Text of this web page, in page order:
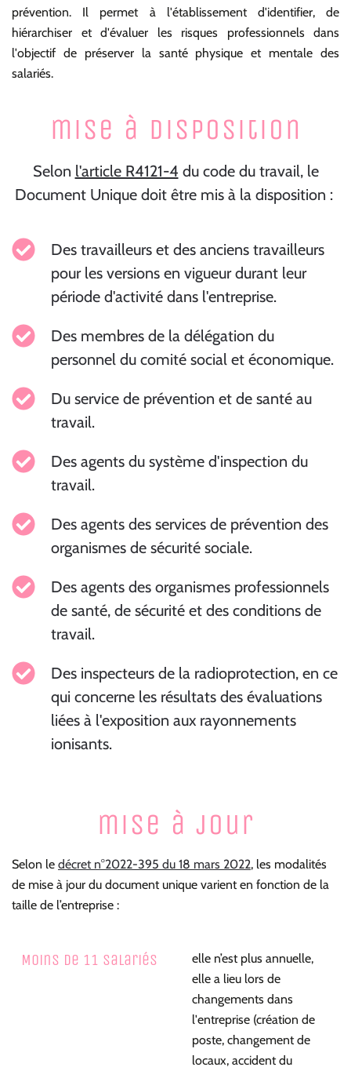
prévention. Il permet à l'établissement d'identifier, de
hiérarchiser et d'évaluer les risques professionnels dans
l'objectif de préserver la santé physique et mentale des
salariés.
mise à disposition
Selon l'article R4121-4 du code du travail, le
Document Unique doit être mis à la disposition :
Des travailleurs et des anciens travailleurs
pour les versions en vigueur durant leur
période d'activité dans l'entreprise.
Des membres de la délégation du
personnel du comité social et économique.
Du service de prévention et de santé au
travail.
Des agents du système d'inspection du
travail.
Des agents des services de prévention des
organismes de sécurité sociale.
Des agents des organismes professionnels
de santé, de sécurité et des conditions de
travail.
Des inspecteurs de la radioprotection, en ce
qui concerne les résultats des évaluations
liées à l'exposition aux rayonnements
ionisants.
mise à jour
Selon le décret n°2022-395 du 18 mars 2022, les modalités
de mise à jour du document unique varient en fonction de la
taille de l’entreprise :
Moins de 11 salariés
elle n’est plus annuelle,
elle a lieu lors de
changements dans
l'entreprise (création de
poste, changement de
locaux, accident du